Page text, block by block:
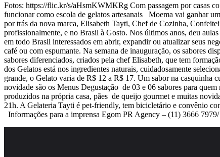
Fotos: https://flic.kr/s/aHsmKWMKRg Com passagem por casas
funcionar como escola de gelatos artesanais Moema vai ganhar
por trás da nova marca, Elisabeth Tayti, Chef de Cozinha,
profissionalmente, e no Brasil à Gosto. Nos últimos anos, deu
em todo Brasil interessados em abrir, expandir ou atualizar seus
café ou com espumante. Na semana de inauguração, os sabores
sabores diferenciados, criados pela chef Elisabeth, que tem
dos Gelatos está nos ingredientes naturais, cuidadosamente
grande, o Gelato varia de R$ 12 a R$ 17. Um sabor na casquinha
novidade são os Menus Degustação de 03 e 06 sabores para
produzidos na própria casa, pães de queijo gourmet e muitas
21h. A Gelateria Tayti é pet-friendly, tem bicicletário e convênio
Informações para a imprensa Egom PR Agency – (11) 3666